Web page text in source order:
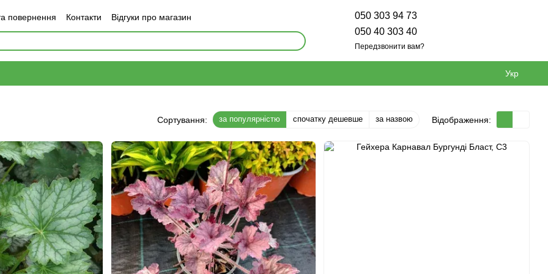
повернення Контакти Відгуки про магазин
050 303 94 73
050 40 303 40
Передзвонити вам?
Укр
Сортування: за популярністю спочатку дешевше за назвою Відображення: